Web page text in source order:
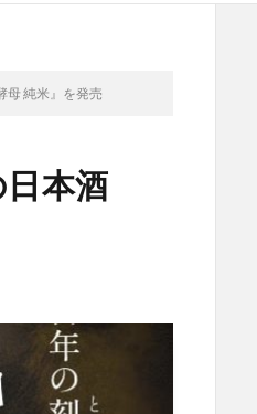
母 純米』を発売
本酒